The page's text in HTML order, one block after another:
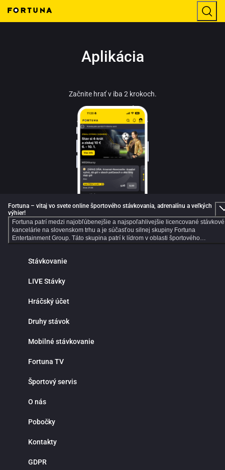
Aplikácia
Začnite hrať v iba 2 krokoch.
Fortuna – vitaj vo svete online športového stávkovania, adrenalínu a veľkých
výhier!
Fortuna patrí medzi najobľúbenejšie a najspoľahlivejšie licencované stávkové
kancelárie na slovenskom trhu a je súčasťou silnej skupiny Fortuna
Entertainment Group. Táto skupina patrí k lídrom v oblasti športového
stávkovania v strednej Európe a už viac ako 30 rokov prináša hráčom kvalitné
Dlhoročné skúsenosti, moderné technológie a dôraz na bezpečnosť robia z
Online športové stávkovanie vo Fortune ponúka tisíce predzápasových aj live
stávok každý deň. V ponuke nájdeš populárne športy ako futbal, hokej, tenis,
športových udalostí z celého sveta. Prehľadné rozhranie ti umožní rýchlo nájsť
kurzov. Jednou z hlavných výhod online športového stávkovania je pohodlie a
nepretržitý prístup k stávkam. Nemusíš navštevovať kamenné pobočky ani
počítači. Fortuna funguje nonstop a ponúka rýchle vyhodnotenie tiketov,
Prečo stávkovať práve vo Fortune? Okrem bohatej ponuky športových udalostí
domácich aj zahraničných líg, vrátane slovenského a českého futbalu či
stávkovanie, Fortuna ti poskytne všetky nástroje na profesionálne tipovanie.
počas celého stretnutia. Stav na góly, rohy, fauly, vylúčenia alebo ďalší vývoj
ideálne pre skúsenejších tipérov aj pre hráčov, ktorí majú radi dynamiku a
rýchle rozhodovanie. Fortuna myslí aj na nových hráčov. Pre
stávky bez rizika a pravidelné promo akcie. Verní hráči môžu získať rôzne
Stávkovanie
LIVE Stávky
Hráčský účet
Druhy stávok
Mobilné stávkovanie
Fortuna TV
Športový servis
O nás
Pobočky
Kontakty
GDPR